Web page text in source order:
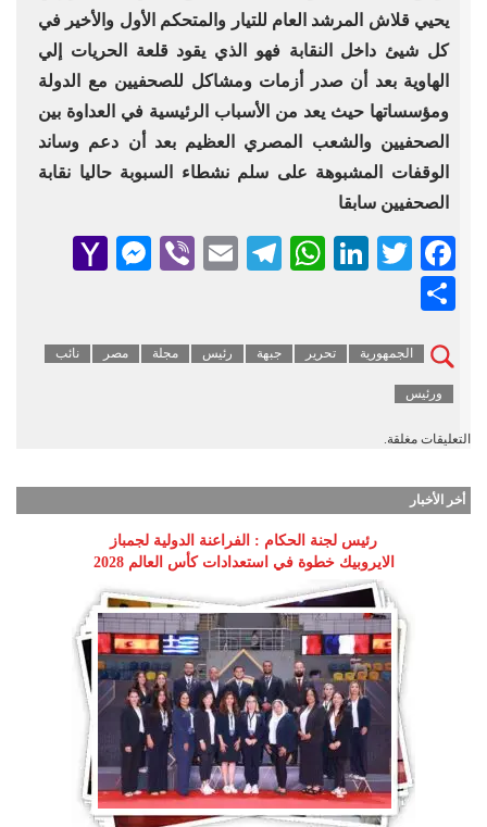
يحيي قلاش المرشد العام للتيار والمتحكم الأول والأخير في
كل شيئ داخل النقابة فهو الذي يقود قلعة الحريات إلي
الهاوية بعد أن صدر أزمات ومشاكل للصحفيين مع الدولة
ومؤسساتها حيث يعد من الأسباب الرئيسية في العداوة بين
الصحفيين والشعب المصري العظيم بعد أن دعم وساند
الوقفات المشبوهة على سلم نشطاء السبوبة حاليا نقابة
الصحفيين سابقا
Facebook
Twitter
LinkedIn
WhatsApp
Telegram
Email
Viber
الجمهورية تحرير جبهة رئيس مجلة مصر نائب
ورئيس
التعليقات مغلقة.
أخر الأخبار
رئيس لجنة الحكام : الفراعنة الدولية لجمباز
الايروبيك خطوة في استعدادات كأس العالم 2028